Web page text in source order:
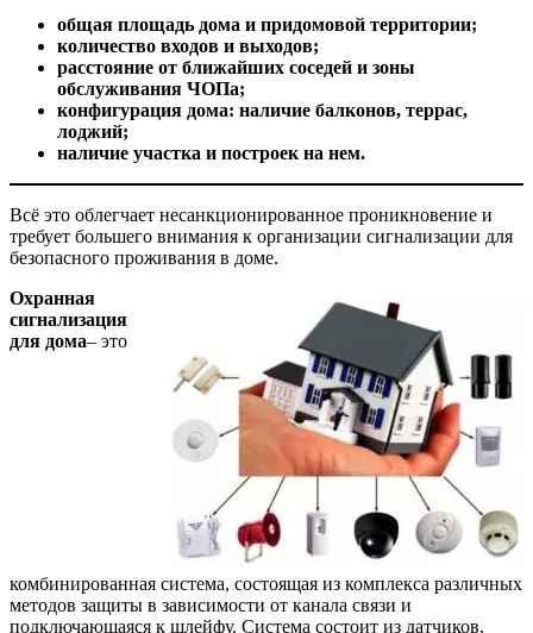
общая площадь дома и придомовой территории;
количество входов и выходов;
расстояние от ближайших соседей и зоны
обслуживания ЧОПа;
конфигурация дома: наличие балконов, террас,
лоджий;
наличие участка и построек на нем.
Всё это облегчает несанкционированное проникновение и
требует большего внимания к организации сигнализации для
безопасного проживания в доме.
Охранная
сигнализация
для дома– это
комбинированная система, состоящая из комплекса различных
методов защиты в зависимости от канала связи и
подключающаяся к шлейфу. Система состоит из датчиков,